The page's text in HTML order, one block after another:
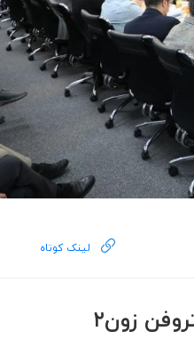
لینک کوتاه
زون۲